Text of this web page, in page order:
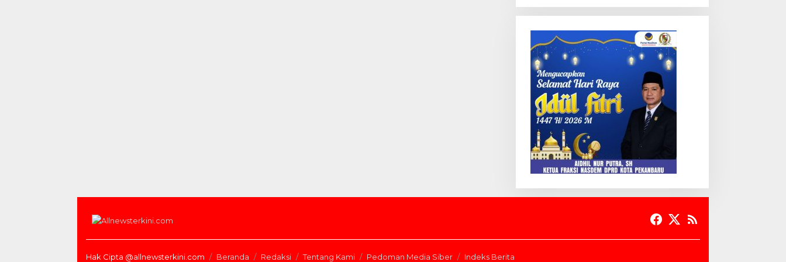
Hak Cipta @allnewsterkini.com Beranda Redaksi Tentang Kami Pedoman Media Siber Indeks Berita